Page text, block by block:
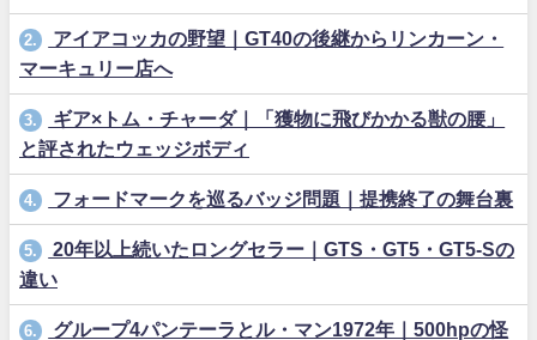
2.
アイアコッカの野望｜GT40の後継からリンカーン・
マーキュリー店へ
3.
ギア×トム・チャーダ｜「獲物に飛びかかる獣の腰」
と評されたウェッジボディ
4. フォードマークを巡るバッジ問題｜提携終了の舞台裏
5.
20年以上続いたロングセラー｜GTS・GT5・GT5-Sの
違い
6.
グループ4パンテーラとル・マン1972年｜500hpの怪